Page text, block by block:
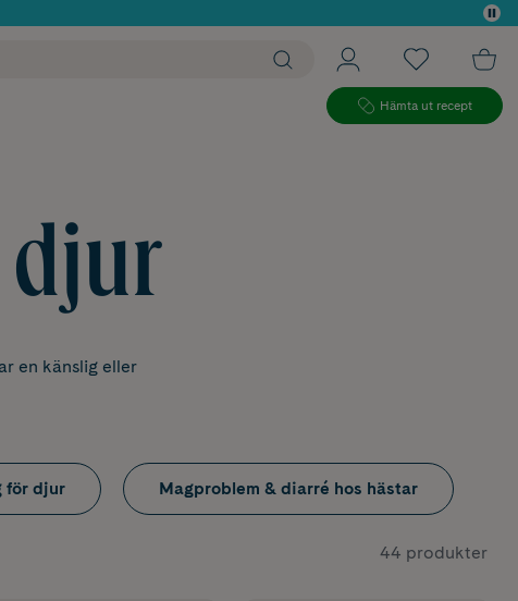
Hämta ut recept
djur
en känslig eller
för djur Magproblem & diarré hos hästar
44 produkter